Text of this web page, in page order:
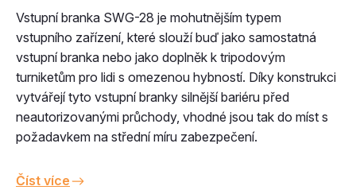
Vstupní branka SWG-28 je mohutnějším typem
vstupního zařízení, které slouží buď jako samostatná
vstupní branka nebo jako doplněk k tripodovým
turniketům pro lidi s omezenou hybností. Díky konstrukci
vytvářejí tyto vstupní branky silnější bariéru před
neautorizovanými průchody, vhodné jsou tak do míst s
požadavkem na střední míru zabezpečení.
Číst více